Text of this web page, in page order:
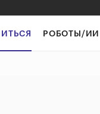
РОБОТЫ/ИИ